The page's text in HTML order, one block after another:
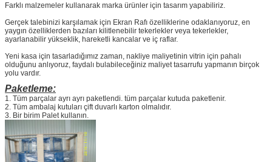
Farklı malzemeler kullanarak marka ürünler için tasarım yapabiliriz.
Gerçek talebinizi karşılamak için Ekran Rafı özelliklerine odaklanıyoruz, en
yaygın özelliklerden bazıları kilitlenebilir tekerlekler veya tekerlekler,
ayarlanabilir yükseklik, hareketli kancalar ve iç raflar.
Yeni kasa için tasarladığımız zaman, nakliye maliyetinin vitrin için pahalı
olduğunu anlıyoruz, faydalı bulabileceğiniz maliyet tasarrufu yapmanın birçok
yolu vardır.
Paketleme:
1. Tüm parçalar ayrı ayrı paketlendi. tüm parçalar kutuda paketlenir.
2. Tüm ambalaj kutuları çift duvarlı karton olmalıdır.
3. Bir birim Palet kullanın.